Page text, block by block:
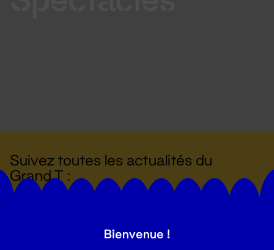
Suivez toutes les actualités du
Grand T :
Bienvenue !